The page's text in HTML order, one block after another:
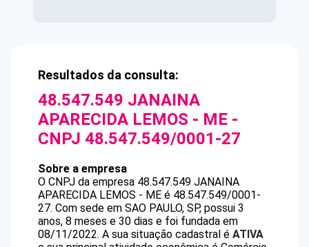
Resultados da consulta:
48.547.549 JANAINA
APARECIDA LEMOS - ME -
CNPJ 48.547.549/0001-27
Sobre a empresa
O CNPJ da empresa 48.547.549 JANAINA
APARECIDA LEMOS - ME é 48.547.549/0001-
27. Com sede em SAO PAULO, SP, possui 3
anos, 8 meses e 30 dias e foi fundada em
08/11/2022. A sua situação cadastral é ATIVA